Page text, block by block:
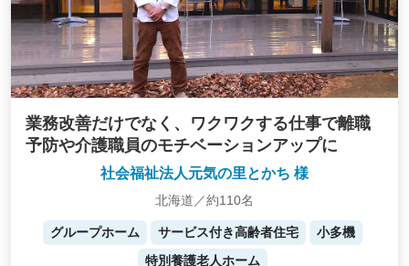
業務改善だけでなく、ワクワクする仕事で離職
予防や介護職員のモチベーションアップに
社会福祉法人元気の里とかち 様
北海道／約110名
グループホーム サービス付き高齢者住宅
小多機
特別養護老人ホーム